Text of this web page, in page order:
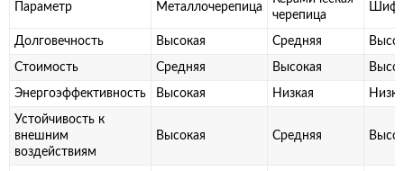
Параметр Металлочерепица
черепица
Долговечность Высокая Средняя
Стоимость Средняя Высокая
Энергоэффективность Высокая Низкая
Устойчивость к
внешним
воздействиям
Высокая Средняя